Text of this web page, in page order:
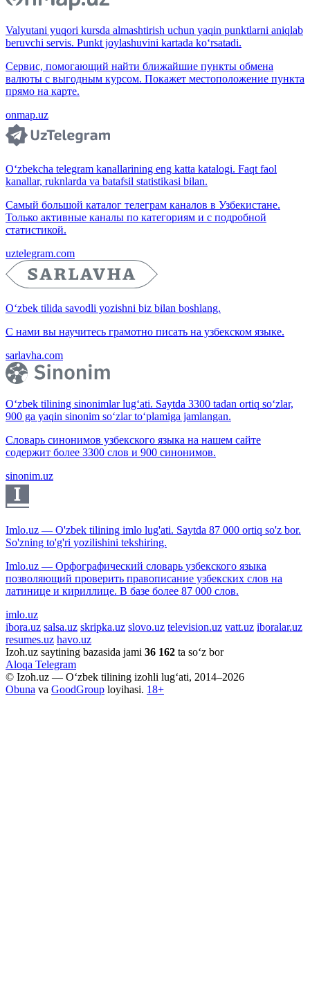
Valyutani yuqori kursda almashtirish uchun yaqin punktlarni aniqlab
beruvchi servis. Punkt joylashuvini kartada ko‘rsatadi.
Сервис, помогающий найти ближайшие пункты обмена
валюты с выгодным курсом. Покажет местоположение пункта
прямо на карте.
onmap.uz
O‘zbekcha telegram kanallarining eng katta katalogi. Faqt faol
kanallar, ruknlarda va batafsil statistikasi bilan.
Самый большой каталог телеграм каналов в Узбекистане.
Только активные каналы по категориям и с подробной
статистикой.
uztelegram.com
O‘zbek tilida savodli yozishni biz bilan boshlang.
С нами вы научитесь грамотно писать на узбекском языке.
sarlavha.com
O‘zbek tilining sinonimlar lug‘ati. Saytda 3300 tadan ortiq so‘zlar,
900 ga yaqin sinonim so‘zlar to‘plamiga jamlangan.
Словарь синонимов узбекского языка на нашем сайте
содержит более 3300 слов и 900 синонимов.
sinonim.uz
Imlo.uz — O'zbek tilining imlo lug'ati. Saytda 87 000 ortiq so'z bor.
So'zning to'g'ri yozilishini tekshiring.
Imlo.uz — Орфографический словарь узбекского языка
позволяющий проверить правописание узбекских слов на
латинице и кириллице. В базе более 87 000 слов.
imlo.uz
ibora.uz salsa.uz skripka.uz slovo.uz television.uz vatt.uz iboralar.uz
resumes.uz havo.uz
Izoh.uz saytining bazasida jami 36 162 ta so‘z bor
Aloqa Telegram
© Izoh.uz — O‘zbek tilining izohli lug‘ati, 2014–2026
Obuna va GoodGroup loyihasi. 18+